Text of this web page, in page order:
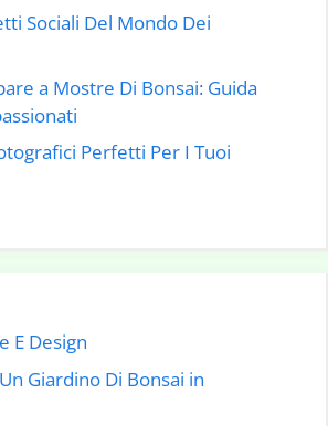
Sociali Del Mondo Dei
a Mostre Di Bonsai: Guida
Perfetti Per I Tuoi
E Design
Giardino Di Bonsai in